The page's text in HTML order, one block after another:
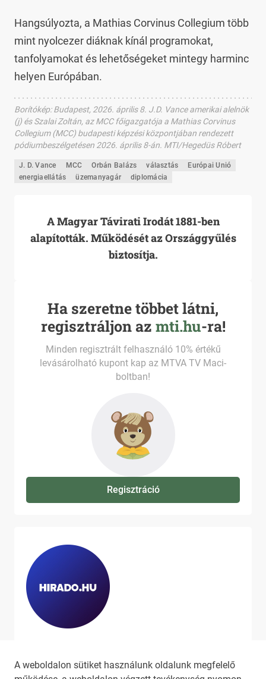
A weboldalon sütiket használunk oldalunk megfelelő
Hangsúlyozta, a Mathias Corvinus Collegium több
mint nyolcezer diáknak kínál programokat,
tanfolyamokat és lehetőségeket mintegy harminc
helyen Európában.
Borítókép:Budapest, 2026. április 8. J.D. Vance amerikai alelnök
(j) és Szalai Zoltán, az MCC főigazgatója a Mathias Corvinus
Collegium (MCC) budapesti képzési központjában rendezett
pódiumbeszélgetésen 2026. április 8-án. MTI/Hegedüs Róbert
J. D. Vance MCC Orbán Balázs választás
Európai Unió
energiaellátás
üzemanyagár diplomácia
A Magyar Távirati Irodát 1881-ben
alapították. Működését az Országgyűlés
biztosítja.
Ha szeretne többet látni,
regisztráljon az mti.hu-ra!
Minden regisztrált felhasználó 10% értékű
levásárolható kupont kap az MTVA TV Maci-
boltban!
Regisztráció
látni, látogassa meg ahirado.hu